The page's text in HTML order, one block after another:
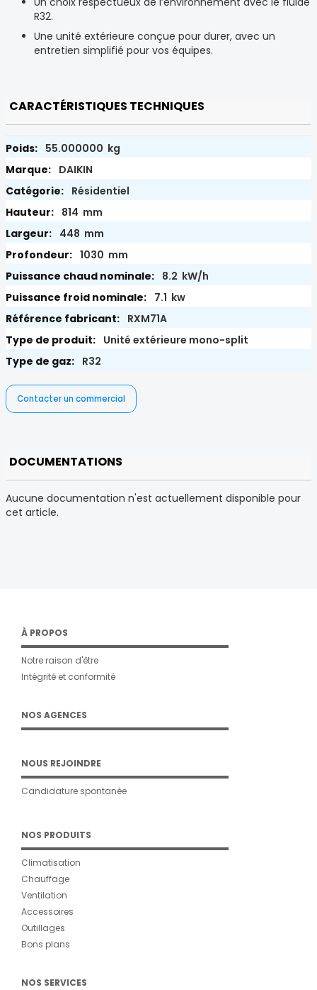
R32.
Une unité extérieure conçue pour durer, avec un
entretien simplifié pour vos équipes.
CARACTÉRISTIQUES TECHNIQUES
55.000000 kg
DAIKIN
Résidentiel
814 mm
448 mm
1030 mm
8.2 kW/h
7.1 kw
RXM71A
Unité extérieure mono-split
R32
Contacter un commercial
DOCUMENTATIONS
Aucune documentation n'est actuellement disponible pour
cet article.
À PROPOS
Notre raison d'être
Intégrité et conformité
NOS AGENCES
NOUS REJOINDRE
Candidature spontanée
NOS PRODUITS
Climatisation
Chauffage
Ventilation
Accessoires
Outillages
Bons plans
NOS SERVICES